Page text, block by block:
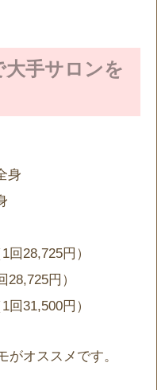
大手サロンを
身
回28,725円）
円）
回31,500円）
がオススメです。